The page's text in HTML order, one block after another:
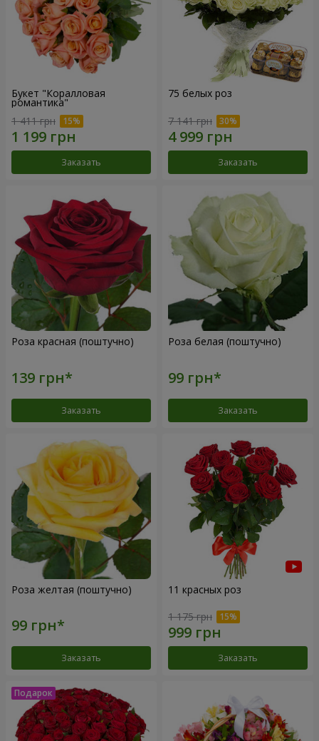
Букет "Коралловая
романтика"
1 411 грн
Заказать
75 белых роз
7 141 грн
Заказать
Роза красная (поштучно)
Заказать
Роза белая (поштучно)
Заказать
Роза желтая (поштучно)
Заказать
11 красных роз
1 175 грн
Заказать